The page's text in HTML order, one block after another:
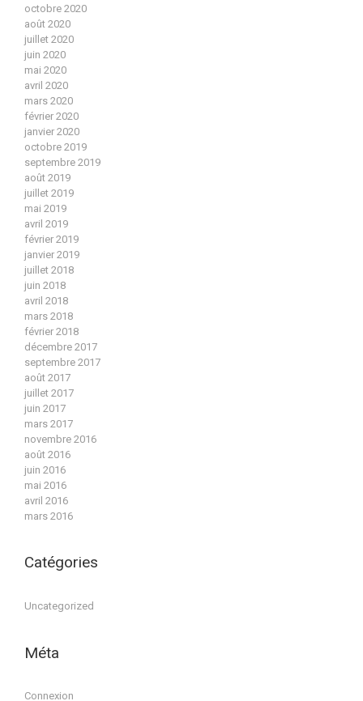
octobre 2020
août 2020
juillet 2020
juin 2020
mai 2020
avril 2020
mars 2020
février 2020
janvier 2020
octobre 2019
septembre 2019
août 2019
juillet 2019
mai 2019
avril 2019
février 2019
janvier 2019
juillet 2018
juin 2018
avril 2018
mars 2018
février 2018
décembre 2017
septembre 2017
août 2017
juillet 2017
juin 2017
mars 2017
novembre 2016
août 2016
juin 2016
mai 2016
avril 2016
mars 2016
Catégories
Uncategorized
Méta
Connexion